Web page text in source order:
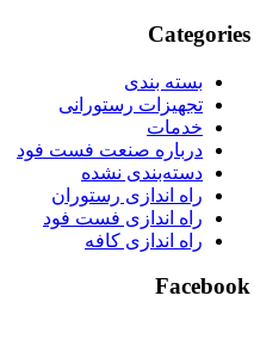
بسته بندی
تجهیزات رستورانی
خدمات
درباره صنعت فست فود
دسته‌بندی نشده
راه اندازی رستوران
راه اندازی فست فود
راه اندازی کافه